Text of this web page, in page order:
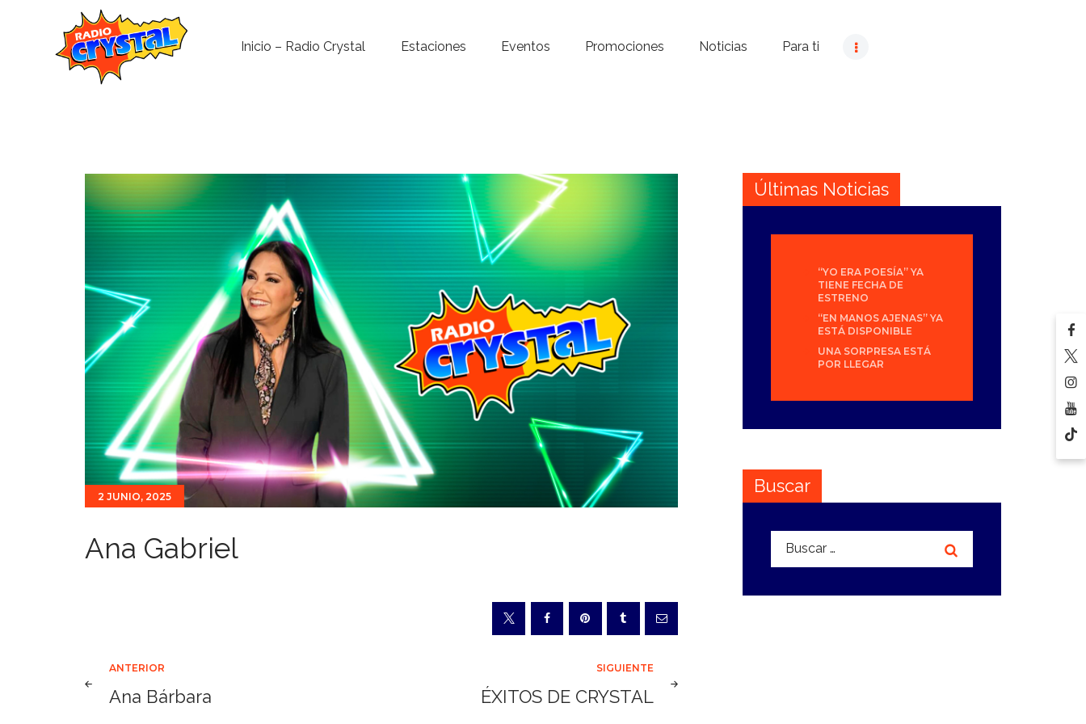
Inicio – Radio Crystal Estaciones Eventos Promociones Noticias Para ti
Para ti
Contacto
2 JUNIO, 2025
Ana Gabriel
Navegación
ANTERIOR
Ana Bárbara
SIGUIENTE
ÉXITOS DE CRYSTAL
Últimas Noticias
“YO ERA POESÍA” YA
TIENE FECHA DE
ESTRENO
“EN MANOS AJENAS” YA
ESTÁ DISPONIBLE
UNA SORPRESA ESTÁ
POR LLEGAR
Buscar
Buscar: